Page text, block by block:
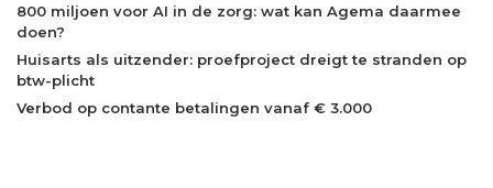
800 miljoen voor AI in de zorg: wat kan Agema daarmee
doen?
Huisarts als uitzender: proefproject dreigt te stranden op
btw-plicht
Verbod op contante betalingen vanaf € 3.000